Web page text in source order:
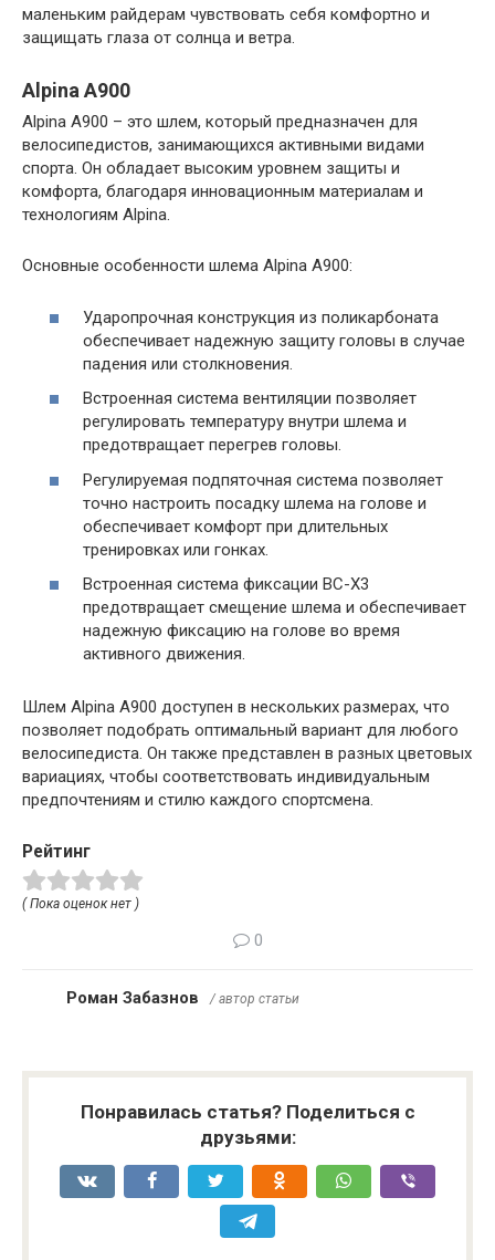
маленьким райдерам чувствовать себя комфортно и
защищать глаза от солнца и ветра.
Alpina A900
Alpina A900 – это шлем, который предназначен для
велосипедистов, занимающихся активными видами
спорта. Он обладает высоким уровнем защиты и
комфорта, благодаря инновационным материалам и
технологиям Alpina.
Основные особенности шлема Alpina A900:
Ударопрочная конструкция из поликарбоната
обеспечивает надежную защиту головы в случае
падения или столкновения.
Встроенная система вентиляции позволяет
регулировать температуру внутри шлема и
предотвращает перегрев головы.
Регулируемая подпяточная система позволяет
точно настроить посадку шлема на голове и
обеспечивает комфорт при длительных
тренировках или гонках.
Встроенная система фиксации BC-X3
предотвращает смещение шлема и обеспечивает
надежную фиксацию на голове во время
активного движения.
Шлем Alpina A900 доступен в нескольких размерах, что
позволяет подобрать оптимальный вариант для любого
велосипедиста. Он также представлен в разных цветовых
вариациях, чтобы соответствовать индивидуальным
предпочтениям и стилю каждого спортсмена.
Рейтинг
( Пока оценок нет )
0
Роман Забазнов / автор статьи
Понравилась статья? Поделиться с
друзьями: